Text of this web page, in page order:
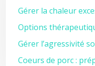
Gérer la chaleur
Options
Gérer l’agressivité
Coeurs de porc :